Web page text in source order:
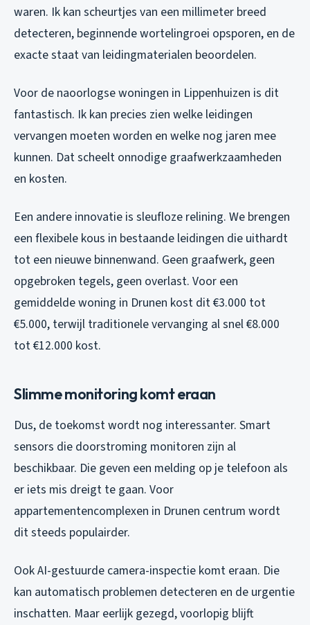
waren. Ik kan scheurtjes van een millimeter breed
detecteren, beginnende wortelingroei opsporen, en de
exacte staat van leidingmaterialen beoordelen.
Voor de naoorlogse woningen in Lippenhuizen is dit
fantastisch. Ik kan precies zien welke leidingen
vervangen moeten worden en welke nog jaren mee
kunnen. Dat scheelt onnodige graafwerkzaamheden
en kosten.
Een andere innovatie is sleufloze relining. We brengen
een flexibele kous in bestaande leidingen die uithardt
tot een nieuwe binnenwand. Geen graafwerk, geen
opgebroken tegels, geen overlast. Voor een
gemiddelde woning in Drunen kost dit €3.000 tot
€5.000, terwijl traditionele vervanging al snel €8.000
tot €12.000 kost.
Slimme monitoring komt eraan
Dus, de toekomst wordt nog interessanter. Smart
sensors die doorstroming monitoren zijn al
beschikbaar. Die geven een melding op je telefoon als
er iets mis dreigt te gaan. Voor
appartementencomplexen in Drunen centrum wordt
dit steeds populairder.
Ook AI-gestuurde camera-inspectie komt eraan. Die
kan automatisch problemen detecteren en de urgentie
inschatten. Maar eerlijk gezegd, voorlopig blijft